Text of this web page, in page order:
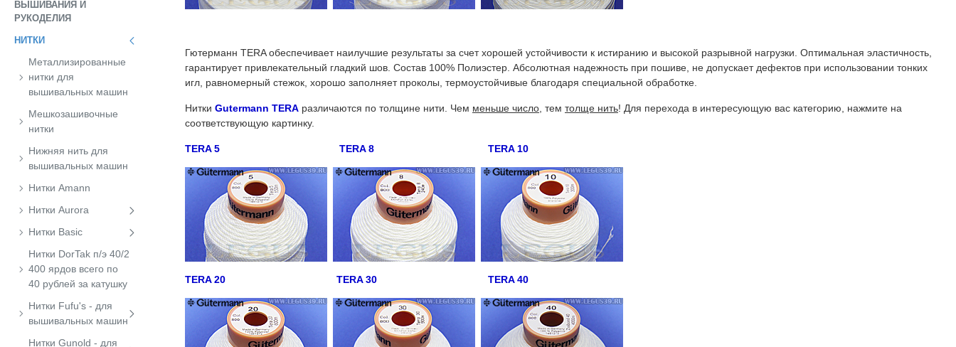
ВЫШИВАНИЯ И
РУКОДЕЛИЯ
НИТКИ
Металлизированные
нитки для
вышивальных машин
Мешкозашивочные
нитки
Нижняя нить для
вышивальных машин
Нитки Amann
Нитки Aurora
Нитки Basic
Нитки DorTak п/э 40/2
400 ярдов всего по
40 рублей за катушку
Нитки Fufu's - для
вышивальных машин
Нитки Gunold - для
Гютерманн TERA обеспечивает наилучшие результаты за счет хорошей устойчивости к истиранию и высокой разрывной нагрузки. Оптимальная эластичность,
гарантирует привлекательный гладкий шов. Состав 100% Полиэстер. Абсолютная надежность при пошиве, не допускает дефектов при использовании тонких
игл, равномерный стежок, хорошо заполняет проколы, термоустойчивые благодаря специальной обработке.
Нитки Gutermann TERA различаются по толщине нити. Чем меньше число , тем толще нить! Для перехода в интересующую вас категорию, нажмите на
соответствующую картинку.
TERA 5 TERA 8 TERA 10
TERA 20 TERA 30 TERA 40